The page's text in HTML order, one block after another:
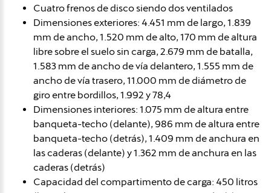
Cuatro frenos de disco siendo dos ventilados
Dimensiones exteriores: 4.451 mm de largo, 1.839
mm de ancho, 1.520 mm de alto, 170 mm de altura
libre sobre el suelo sin carga, 2.679 mm de batalla,
1.583 mm de ancho de vía delantero, 1.555 mm de
ancho de vía trasero, 11.000 mm de diámetro de
giro entre bordillos, 1.992 y 78,4
Dimensiones interiores: 1.075 mm de altura entre
banqueta-techo (delante), 986 mm de altura entre
banqueta-techo (detrás), 1.409 mm de anchura en
las caderas (delante) y 1.362 mm de anchura en las
caderas (detrás)
Capacidad del compartimento de carga: 450 litros